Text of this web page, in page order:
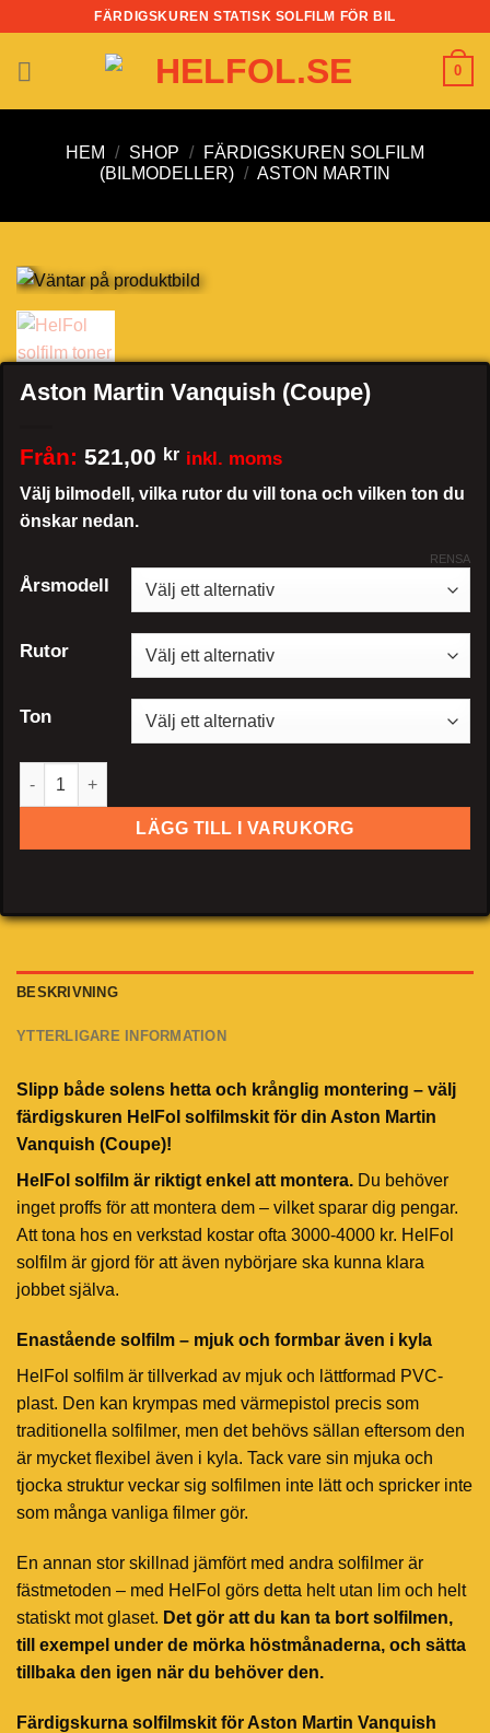
content
FÄRDIGSKUREN STATISK SOLFILM FÖR BIL
0
HEM / SHOP /
FÄRDIGSKUREN SOLFILM
(BILMODELLER) / ASTON MARTIN
Aston Martin Vanquish (Coupe)
Från: 521,00 kr inkl. moms
Välj bilmodell, vilka rutor du vill tona och vilken ton du
önskar nedan.
Årsmodell
Rutor
Ton
RENSA
Aston Martin Vanquish (Coupe) mängd
LÄGG TILL I VARUKORG
BESKRIVNING
YTTERLIGARE INFORMATION
Slipp både solens hetta och krånglig montering – välj
färdigskuren HelFol solfilmskit för din Aston Martin
Vanquish (Coupe)!
HelFol solfilm är riktigt enkel att montera. Du behöver
inget proffs för att montera dem – vilket sparar dig pengar.
Att tona hos en verkstad kostar ofta 3000-4000 kr. HelFol
solfilm är gjord för att även nybörjare ska kunna klara
jobbet själva.
Enastående solfilm – mjuk och formbar även i kyla
HelFol solfilm är tillverkad av mjuk och lättformad PVC-
plast. Den kan krympas med värmepistol precis som
traditionella solfilmer, men det behövs sällan eftersom den
är mycket flexibel även i kyla. Tack vare sin mjuka och
tjocka struktur veckar sig solfilmen inte lätt och spricker inte
som många vanliga filmer gör.
En annan stor skillnad jämfört med andra solfilmer är
fästmetoden – med HelFol görs detta helt utan lim och helt
statiskt mot glaset. Det gör att du kan ta bort solfilmen,
till exempel under de mörka höstmånaderna, och sätta
tillbaka den igen när du behöver den.
Färdigskurna solfilmskit för Aston Martin Vanquish